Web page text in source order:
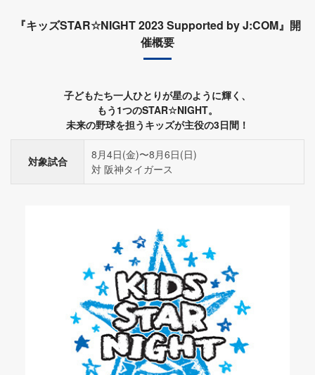
『キッズSTAR☆NIGHT 2023 Supported by J:COM』開
催概要
子どもたち一人ひとりが星のように輝く、
もう1つのSTAR☆NIGHT。
未来の野球を担うキッズが主役の3日間！
対象試合
8月4日(金)〜8月6日(日)
対 阪神タイガース